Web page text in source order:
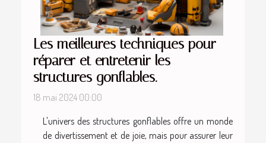
Les meilleures techniques pour
réparer et entretenir les
structures gonflables.
18 mai 2024 00:00
L'univers des structures gonflables offre un monde
de divertissement et de joie, mais pour assurer leur